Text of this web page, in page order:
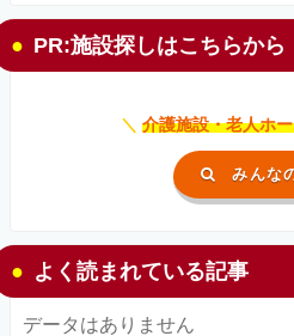
PR:施設探しはこちらから
＼ 介護施設・老人ホ
みんな
よく読まれている記事
データはありません